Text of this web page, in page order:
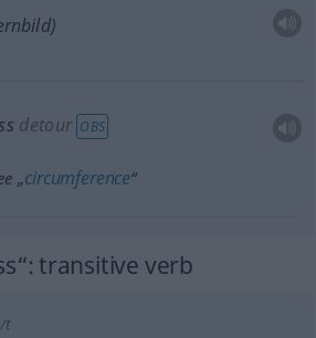
detour OBS
„circumference“
: transitive verb
t